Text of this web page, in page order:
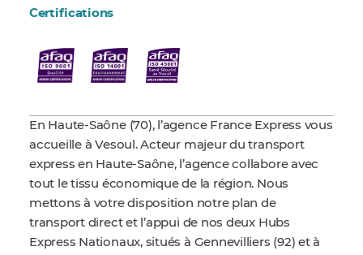
En Haute-Saône (70), l’agence France Express vous
accueille à Vesoul. Acteur majeur du transport
express en Haute-Saône, l’agence collabore avec
tout le tissu économique de la région. Nous
mettons à votre disposition notre plan de
transport direct et l’appui de nos deux Hubs
Express Nationaux, situés à Gennevilliers (92) et à
Certifications